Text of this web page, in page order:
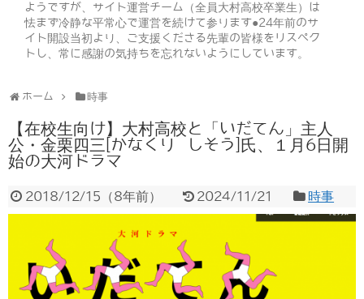
ようですが、サイト運営チーム（全員大村高校卒業生）は
怯まず冷静な平常心で運営を続けて参ります●24年前のサ
イト開設当初より、ご支援くださる先輩の皆様をリスペク
トし、常に感謝の気持ちを忘れないようにしています。
ホーム 時事
【在校生向け】大村高校と「いだてん」主人
公・金栗四三[かなくり しそう]氏、１月6日開
始の大河ドラマ
2018/12/15 （8年前） 2024/11/21 時事